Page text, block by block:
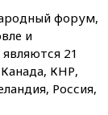
над Россией
Ямпольская
поступления в
форум,
и
21
КНР,
Россия,